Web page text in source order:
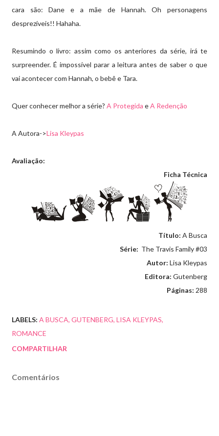
cara são: Dane e a mãe de Hannah. Oh personagens
desprezíveis!! Hahaha.
Resumindo o livro: assim como os anteriores da série, irá te
surpreender. É impossível parar a leitura antes de saber o que
vai acontecer com Hannah, o bebê e Tara.
Quer conhecer melhor a série? A Protegida eA Redenção
A Autora->Lisa Kleypas
Avaliação:
Ficha Técnica
Título: A Busca
Série: The Travis Family #03
Autor: Lisa Kleypas
Editora: Gutenberg
Páginas: 288
LABELS: A BUSCA GUTENBERG LISA KLEYPAS
ROMANCE
COMPARTILHAR
Comentários